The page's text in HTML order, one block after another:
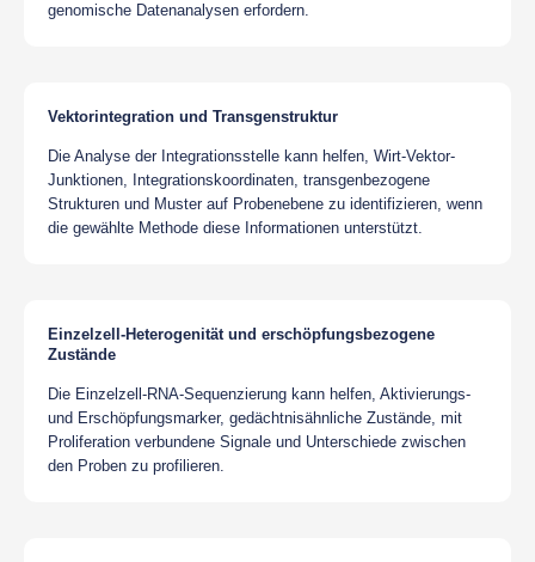
genomische Datenanalysen erfordern.
Vektorintegration und Transgenstruktur
Die Analyse der Integrationsstelle kann helfen, Wirt-Vektor-
Junktionen, Integrationskoordinaten, transgenbezogene
Strukturen und Muster auf Probenebene zu identifizieren, wenn
die gewählte Methode diese Informationen unterstützt.
Einzelzell-Heterogenität und erschöpfungsbezogene
Zustände
Die Einzelzell-RNA-Sequenzierung kann helfen, Aktivierungs-
und Erschöpfungsmarker, gedächtnisähnliche Zustände, mit
Proliferation verbundene Signale und Unterschiede zwischen
den Proben zu profilieren.